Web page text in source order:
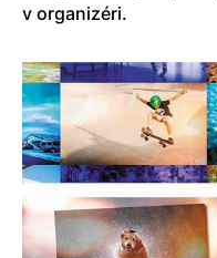
v organizéri.